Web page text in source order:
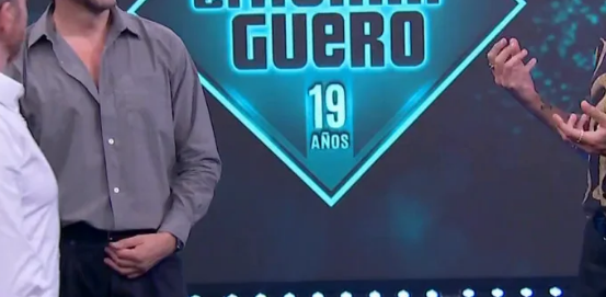
de 2025, 23:10
nos ha sorprendido con un talentodesconcido: